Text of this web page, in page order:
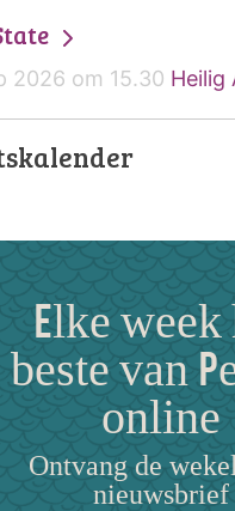
2026 om 15.30 Heilig
Elke week
beste van
online
Ontvang de
nieuwsbrief